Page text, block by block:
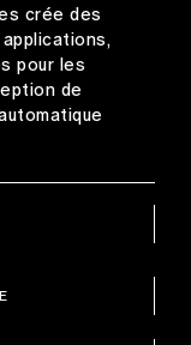
crée des
pour les
de